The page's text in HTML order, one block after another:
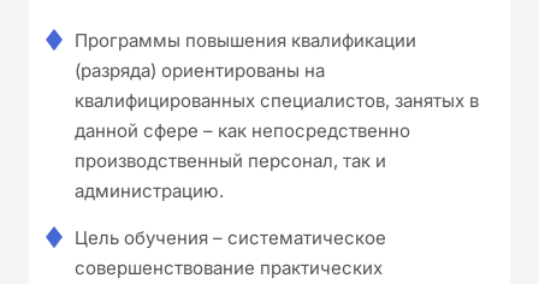
Программы повышения квалификации
(разряда) ориентированы на
квалифицированных специалистов, занятых в
данной сфере – как непосредственно
производственный персонал, так и
администрацию.
Цель обучения – систематическое
совершенствование практических